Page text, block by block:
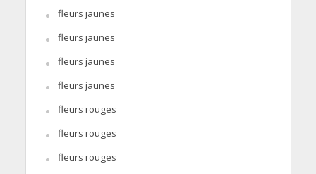
fleurs jaunes
fleurs jaunes
fleurs jaunes
fleurs jaunes
fleurs rouges
fleurs rouges
fleurs rouges